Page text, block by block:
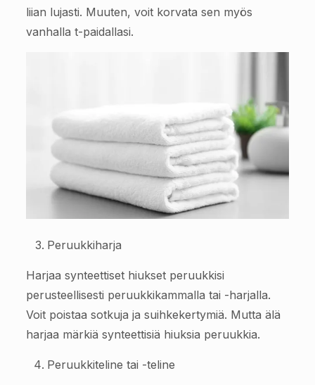
liian lujasti. Muuten, voit korvata sen myös
vanhalla t-paidallasi.
Peruukkiharja
Harjaa synteettiset hiukset peruukkisi
perusteellisesti peruukkikammalla tai -harjalla.
Voit poistaa sotkuja ja suihkekertymiä. Mutta älä
harjaa märkiä synteettisiä hiuksia peruukkia.
Peruukkiteline tai -teline